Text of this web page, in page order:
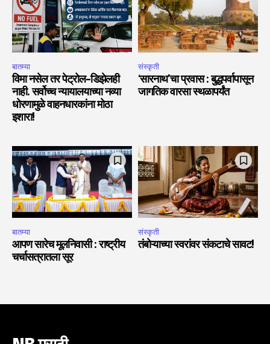
बातम्या
विमा नसेल तर पेट्रोल-डिझेलही
नाही. सर्वोच्च न्यायालयाच्या नव्या
धोरणामुळे वाहनधारकांना मोठा
इशारा!
संस्कृती
‘सारनाथ’चा प्रवास : बुद्धपर्वापासून
जागतिक वारसा स्थळापर्यंत
बातम्या
आपण सारेच मूलनिवासी : राष्ट्रीय
चर्चासत्रातला सूर
संस्कृती
तंबोऱ्याच्या स्वरांवर संकटाचे सावट!